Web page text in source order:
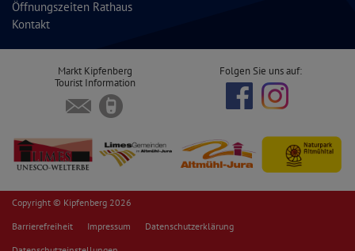
Öffnungszeiten Rathaus
Kontakt
Markt Kipfenberg
Tourist Information
Folgen Sie uns auf:
Copyright © Kipfenberg 2026
Barrierefreiheit
Impressum
Datenschutzerklärung